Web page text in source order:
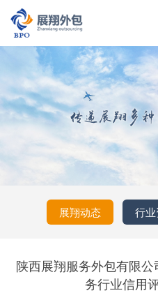
展翔动态 行
陕西展翔服务外包有限
务行业信用